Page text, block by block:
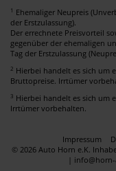
1 Ehemaliger Neupreis
der Erstzulassung).
Der errechnete Preisvorteil
gegenüber der ehemaligen
Tag der Erstzulassung
2 Hierbei handelt es sich um
Bruttopreise. Irrtümer
3 Hierbei handelt es sich um
Irrtümer vorbehalten.
Impressum
© 2026 Auto Horn e.K.
|